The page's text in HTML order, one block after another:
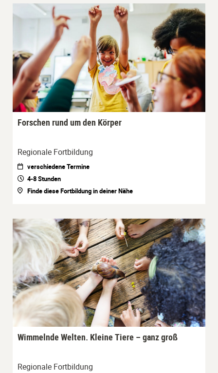
Forschen rund um den Körper
Regionale Fortbildung
verschiedene Termine
4-8 Stunden
Finde diese Fortbildung in deiner Nähe
Wimmelnde Welten. Kleine Tiere – ganz groß
Regionale Fortbildung